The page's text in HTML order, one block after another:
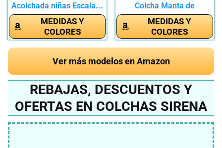
Acolchada niñas Escala...
MEDIDAS Y
COLORES
Colcha Manta de
Peluche...
MEDIDAS Y
COLORES
Ver más modelos en Amazon
REBAJAS, DESCUENTOS Y
OFERTAS EN COLCHAS SIRENA